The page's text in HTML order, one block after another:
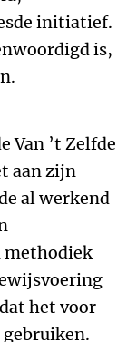
initiatief.
is,
Van ’t Zelfde
aan zijn
al werkend
methodiek
het voor